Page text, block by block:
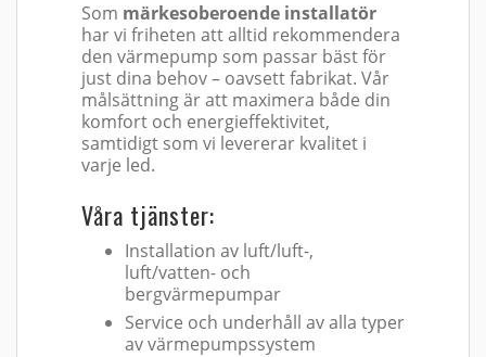
Som märkesoberoende installatör
har vi friheten att alltid rekommendera
den värmepump som passar bäst för
just dina behov – oavsett fabrikat. Vår
målsättning är att maximera både din
komfort och energieffektivitet,
samtidigt som vi levererar kvalitet i
varje led.
Våra tjänster:
Installation av luft/luft-,
luft/vatten- och
bergvärmepumpar
Service och underhåll av alla typer
av värmepumpssystem